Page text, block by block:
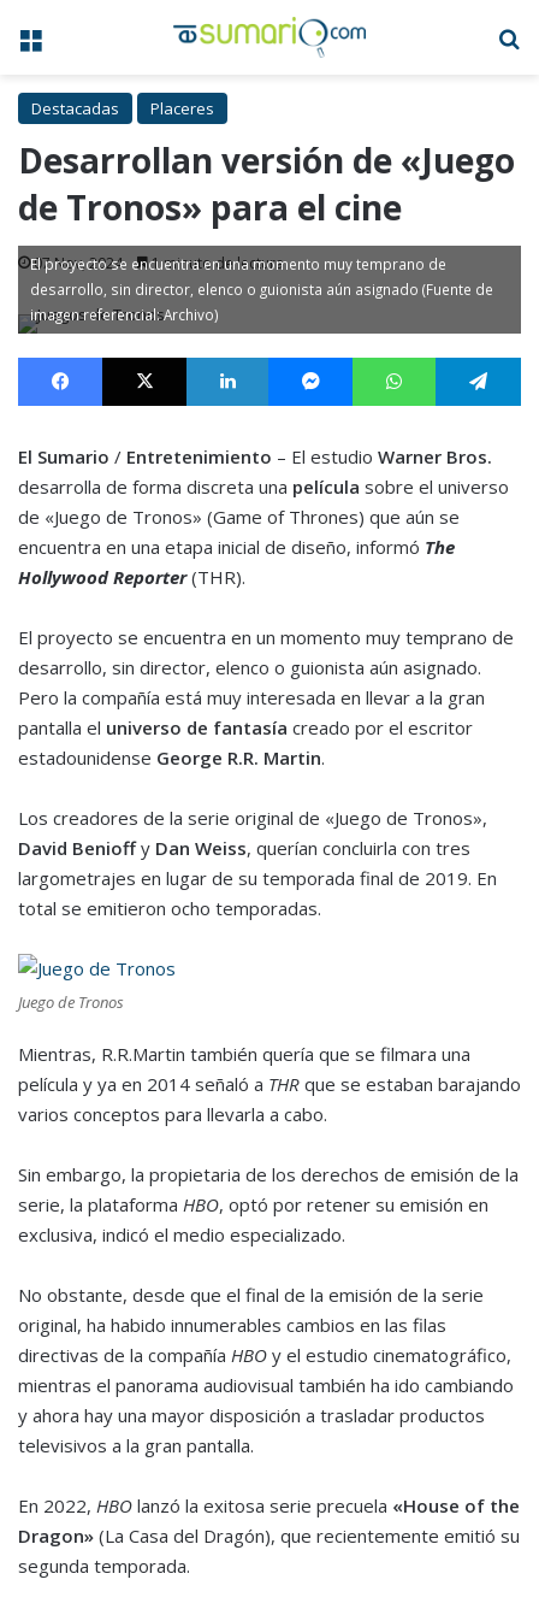
Menú
Destacadas Placeres
Desarrollan versión de «Juego
de Tronos» para el cine
07 Nov, 2024 1 minuto de lectura
El proyecto se encuentra en una momento muy temprano de
desarrollo, sin director, elenco o guionista aún asignado (Fuente de
imagen referencial: Archivo)
Facebook X LinkedIn MessengerWhatsApp
El Sumario / Entretenimiento – El estudio Warner Bros.
desarrolla de forma discreta una película sobre el universo
de «Juego de Tronos» (Game of Thrones) que aún se
encuentra en una etapa inicial de diseño, informó The
Hollywood Reporter(THR).
El proyecto se encuentra en un momento muy temprano de
desarrollo, sin director, elenco o guionista aún asignado.
Pero la compañía está muy interesada en llevar a la gran
pantalla el universo de fantasía creado por el escritor
estadounidense George R.R. Martin.
Los creadores de la serie original de «Juego de Tronos»,
David Benioffy Dan Weiss, querían concluirla con tres
largometrajes en lugar de su temporada final de 2019. En
total se emitieron ocho temporadas.
Juego de Tronos
Mientras, R.R.Martin también quería que se filmara una
película y ya en 2014 señaló a THR que se estaban barajando
varios conceptos para llevarla a cabo.
Sin embargo, la propietaria de los derechos de emisión de la
serie, la plataforma HBO, optó por retener su emisión en
exclusiva, indicó el medio especializado.
No obstante, desde que el final de la emisión de la serie
original, ha habido innumerables cambios en las filas
directivas de la compañía HBO y el estudio cinematográfico,
mientras el panorama audiovisual también ha ido cambiando
y ahora hay una mayor disposición a trasladar productos
televisivos a la gran pantalla.
En 2022, HBO lanzó la exitosa serie precuela «House of the
Dragon» (La Casa del Dragón), que recientemente emitió su
segunda temporada.